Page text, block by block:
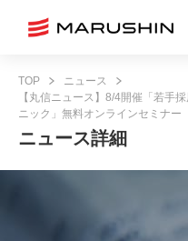
TOP
ニュース
【丸信ニュース】8/4開催「若手
ニック」無料オンラインセミナー
ニュース詳細